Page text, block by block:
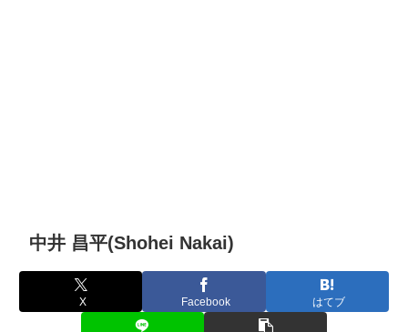
中井 昌平(Shohei Nakai)
X Facebook はてブ